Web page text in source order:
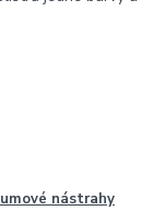
nástrahy